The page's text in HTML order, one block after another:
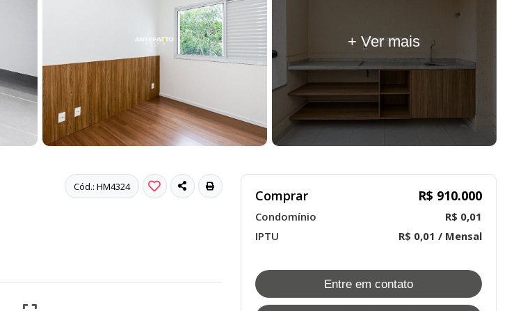
+ Ver mais
Cód.: HM4324
Comprar R$ 910.000
Condomínio
R$ 0,01
IPTU
R$ 0,01 / Mensal
Entre em contato